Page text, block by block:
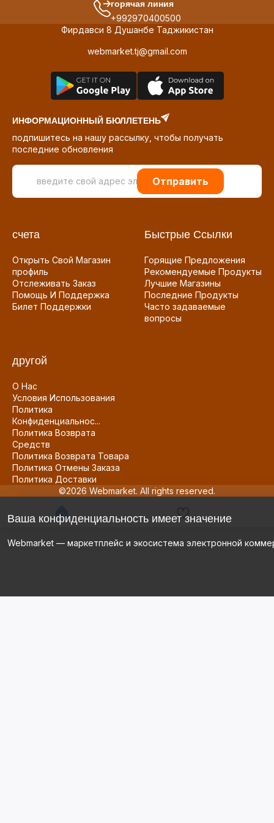
горячая линия
+992970400500
Фирдавси 8 Душанбе Таджикистан
webmarket.tj@gmail.com
ИНФОРМАЦИОННЫЙ БЮЛЛЕТЕНЬ
подпишитесь на нашу рассылку, чтобы получать
последние обновления
Отправить
счета
Открыть Свой Магазин
профиль
Отслеживать Заказ
Помощь И Поддержка
Билет Поддержки
Быстрые Ссылки
Горящие Предложения
Рекомендуемые Продукты
Лучшие Магазины
Последние Продукты
Часто задаваемые
вопросы
другой
О Нас
Условия Использования
Политика
Конфиденциальнос...
Политика Возврата
Средств
Политика Возврата Товара
Политика Отмены Заказа
Политика Доставки
©2026 Webmarket. All rights reserved.
Ваша конфиденциальность имеет значение
Webmarket — маркетплейс и экосистема электронной